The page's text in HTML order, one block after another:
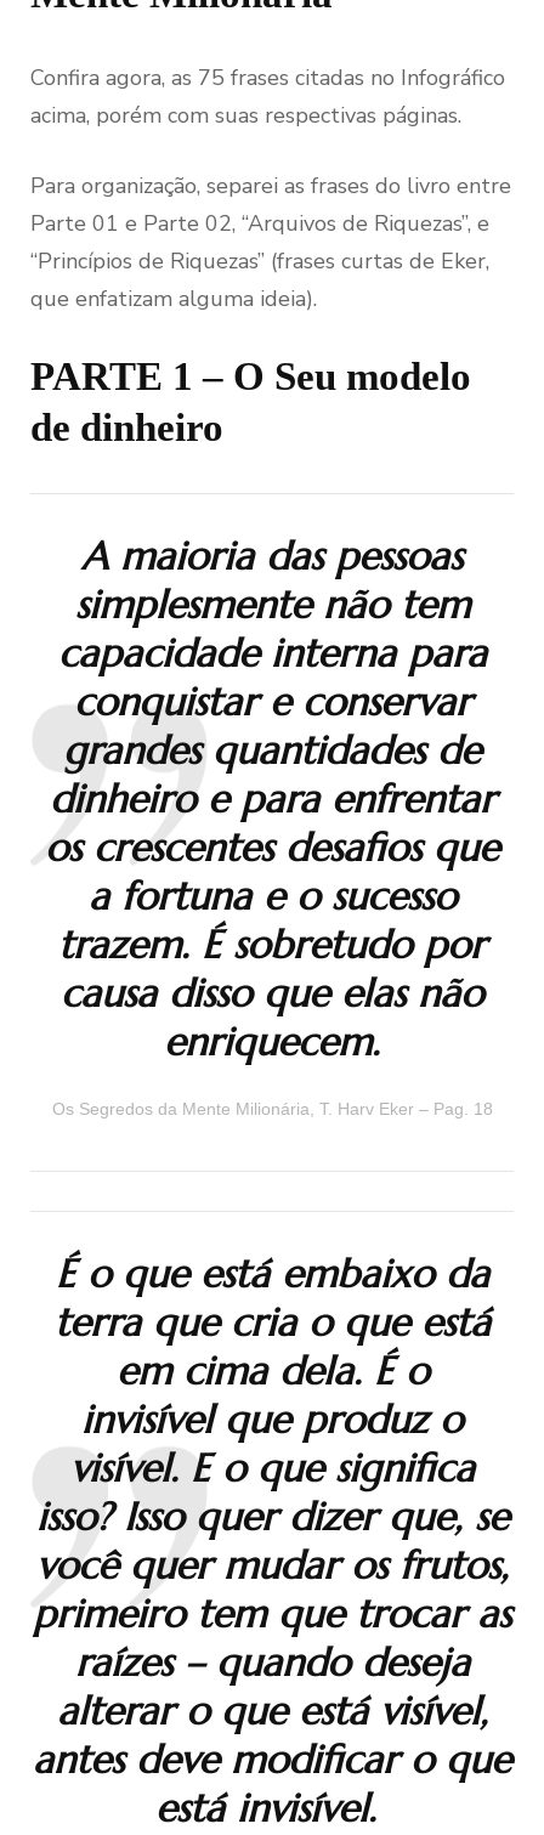
Confira agora, as 75 frases citadas no Infográfico
acima, porém com suas respectivas páginas.
Para organização, separei as frases do livro entre
Parte 01 e Parte 02, “Arquivos de Riquezas”, e
“Princípios de Riquezas” (frases curtas de Eker,
que enfatizam alguma ideia).
PARTE 1 – O Seu modelo
de dinheiro
A maioria das pessoas
simplesmente não tem
capacidade interna para
conquistar e conservar
grandes quantidades de
dinheiro e para enfrentar
os crescentes desafios que
a fortuna e o sucesso
trazem. É sobretudo por
causa disso que elas não
enriquecem.
Os Segredos da Mente Milionária, T. Harv Eker – Pag. 18
É o que está embaixo da
terraque cria o que está
em cima dela. É o
invisívelque produz o
visível. E o que significa
isso? Isso quer dizer que, se
você quer mudar os frutos,
primeiro tem que trocar as
raízes – quando deseja
alterar o que está visível,
antes deve modificar o que
está invisível.